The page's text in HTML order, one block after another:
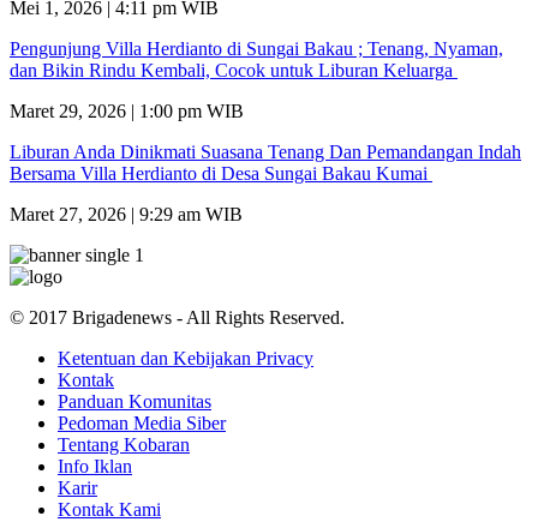
Mei 1, 2026 | 4:11 pm WIB
Pengunjung Villa Herdianto di Sungai Bakau ; Tenang, Nyaman,
dan Bikin Rindu Kembali, Cocok untuk Liburan Keluarga
Maret 29, 2026 | 1:00 pm WIB
Liburan Anda Dinikmati Suasana Tenang Dan Pemandangan Indah
Bersama Villa Herdianto di Desa Sungai Bakau Kumai
Maret 27, 2026 | 9:29 am WIB
© 2017 Brigadenews - All Rights Reserved.
Ketentuan dan Kebijakan Privacy
Kontak
Panduan Komunitas
Pedoman Media Siber
Tentang Kobaran
Info Iklan
Karir
Kontak Kami